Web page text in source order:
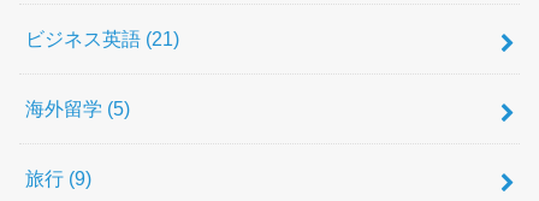
ビジネス英語 (21)
海外留学 (5)
旅行 (9)